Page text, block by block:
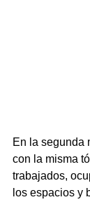
En la segunda
con la misma
trabajados,
los espacios y